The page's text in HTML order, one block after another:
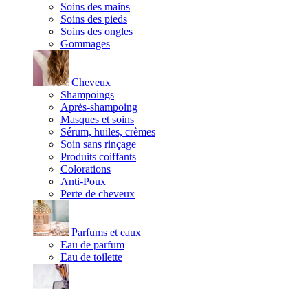
Soins des mains
Soins des pieds
Soins des ongles
Gommages
Cheveux
Shampoings
Après-shampoing
Masques et soins
Sérum, huiles, crèmes
Soin sans rinçage
Produits coiffants
Colorations
Anti-Poux
Perte de cheveux
Parfums et eaux
Eau de parfum
Eau de toilette